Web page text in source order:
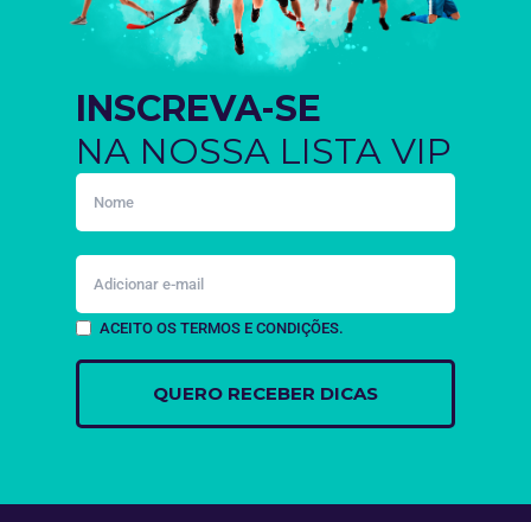
INSCREVA-SE
NA NOSSA LISTA VIP
ACEITO OS TERMOS E CONDIÇÕES.